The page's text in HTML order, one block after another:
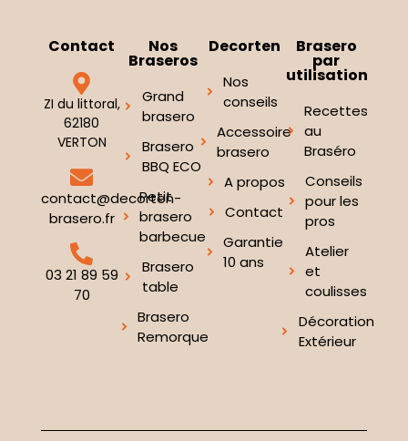
Contact
ZI du littoral,
62180
VERTON
contact@decorten-
brasero.fr
03 21 89 59
70
Nos
Braseros
Grand
brasero
Brasero
BBQ ECO
Petit
brasero
barbecue
Brasero
table
Brasero
Remorque
Decorten
Nos
conseils
Accessoire
brasero
A propos
Contact
Garantie
10 ans
Brasero
par
utilisation
Recettes
au
Braséro
Conseils
pour les
pros
Atelier
et
coulisses
Décoration
Extérieur